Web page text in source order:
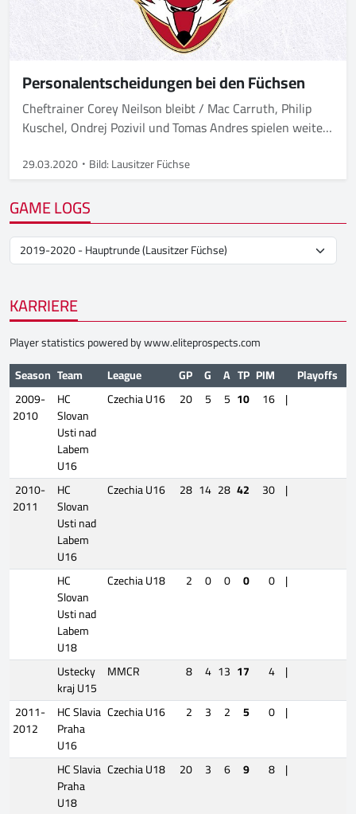
Personalentscheidungen bei den Füchsen
Cheftrainer Corey Neilson bleibt / Mac Carruth, Philip
Kuschel, Ondrej Pozivil und Tomas Andres spielen weiter
Schwamberger, Jordan George und Clarke Breitkreuz
verlassen den Club
29.03.2020 Bild: Lausitzer Füchse
GAME LOGS
KARRIERE
Player statistics powered bywww.eliteprospects.com
Season Team League GP G A TP PIM
Playoffs
2009-
2010
HC
Slovan
Usti nad
Labem
U16
Czechia U16 20 5 5 10 16 |
2010-
2011
HC
Slovan
Usti nad
Labem
U16
Czechia U16 28 14 28 42 30 |
HC
Slovan
Usti nad
Labem
U18
Czechia U18 2 0 0 0 0 |
Ustecky
kraj U15
MMCR 8 4 13 17 4 |
2011-
2012
HC Slavia
Praha
U16
Czechia U16 2 3 2 5 0 |
HC Slavia
Praha
U18
Czechia U18 20 3 6 9 8 |